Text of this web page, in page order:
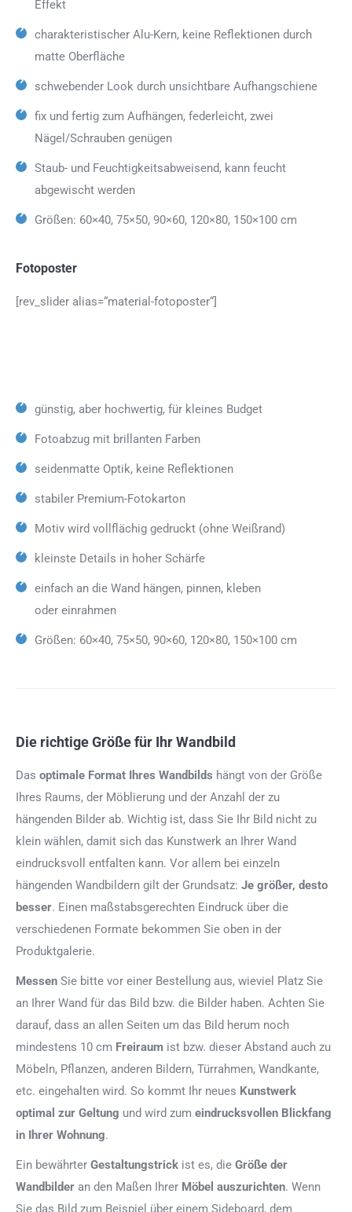
Effekt
charakteristischer Alu-Kern, keine Reflektionen durch
matte Oberfläche
schwebender Look durch unsichtbare Aufhangschiene
fix und fertig zum Aufhängen, federleicht, zwei
Nägel/Schrauben genügen
Staub- und Feuchtigkeitsabweisend, kann feucht
abgewischt werden
Größen: 60×40, 75×50, 90×60, 120×80, 150×100 cm
Fotoposter
[rev_slider alias=“material-fotoposter“]
günstig, aber hochwertig, für kleines Budget
Fotoabzug mit brillanten Farben
seidenmatte Optik, keine Reflektionen
stabiler Premium-Fotokarton
Motiv wird vollflächig gedruckt (ohne Weißrand)
kleinste Details in hoher Schärfe
einfach an die Wand hängen, pinnen, kleben
oder einrahmen
Größen: 60×40, 75×50, 90×60, 120×80, 150×100 cm
Die richtige Größe für Ihr Wandbild
Das optimale Format Ihres Wandbilds hängt von der Größe
Ihres Raums, der Möblierung und der Anzahl der zu
hängenden Bilder ab. Wichtig ist, dass Sie Ihr Bild nicht zu
klein wählen, damit sich das Kunstwerk an Ihrer Wand
eindrucksvoll entfalten kann. Vor allem bei einzeln
hängenden Wandbildern gilt der Grundsatz: Je größer, desto
besser. Einen maßstabsgerechten Eindruck über die
verschiedenen Formate bekommen Sie oben in der
Produktgalerie.
Messen Sie bitte vor einer Bestellung aus, wieviel Platz Sie
an Ihrer Wand für das Bild bzw. die Bilder haben. Achten Sie
darauf, dass an allen Seiten um das Bild herum noch
mindestens 10 cm Freiraum ist bzw. dieser Abstand auch zu
Möbeln, Pflanzen, anderen Bildern, Türrahmen, Wandkante,
etc. eingehalten wird. So kommt Ihr neues Kunstwerk
optimal zur Geltung und wird zum eindrucksvollen Blickfang
in Ihrer Wohnung.
Ein bewährter Gestaltungstrick ist es, die Größe der
Wandbilder an den Maßen Ihrer Möbel auszurichten. Wenn
Sie das Bild zum Beispiel über einem Sideboard, dem